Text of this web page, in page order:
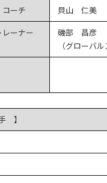
コーチ
貝山 仁美 （
レーナー
磯部 昌彦
（グローバ
】